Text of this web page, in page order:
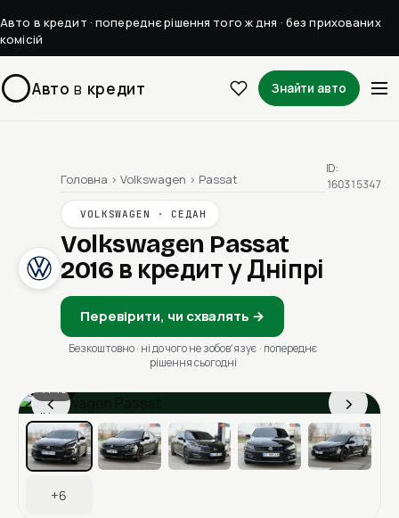
Авто в кредит · попереднє рішення того ж дня · без прихованих
комісій
Авто в кредит Знайти авто
Головна › Volkswagen › Passat
VOLKSWAGEN · СЕДАН
Volkswagen Passat
2016 в кредит у Дніпрі
Перевірити, чи схвалять →
Безкоштовно · ні до чого не зобовʼязує · попереднє
рішення сьогодні
ID:
160315347
‹ ›
1 / 13
Ціна в місяць
+6